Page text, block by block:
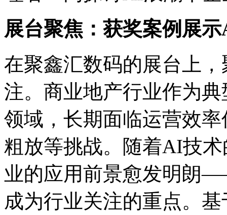
展台聚焦：获奖案例展
在聚鑫汇数码的展台上
注。商业地产行业作为
领域，长期面临运营效率
粗放等挑战。随着AI技术
业的应用前景愈发明朗——
成为行业关注的重点。基